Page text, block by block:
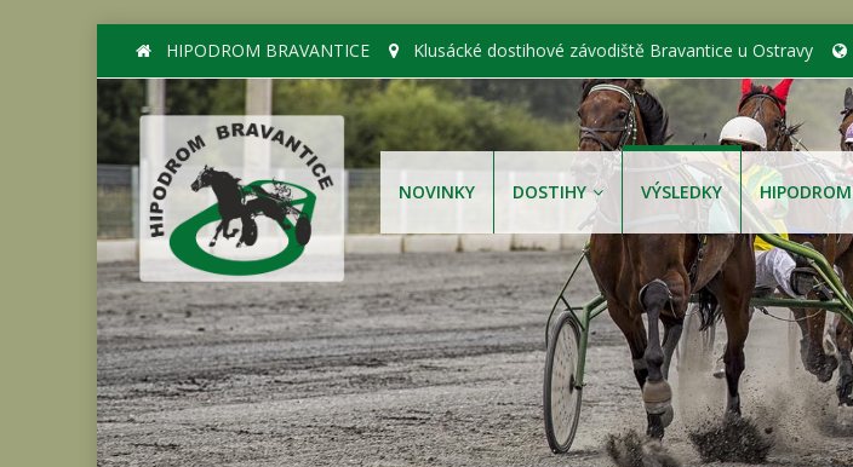
HIPODROM BRAVANTICE Klusácké dostihové závodiště Bravantice u Ostravy
NOVINKY DOSTIHY VÝSLEDKY HIPODROM